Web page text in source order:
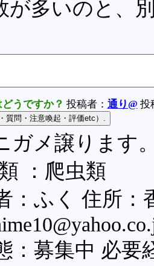
が多いのと、
うですか？ 投稿者： 通り@ 投
ガメ譲ります
：爬虫類
：ふく 住所：
募集中 必要